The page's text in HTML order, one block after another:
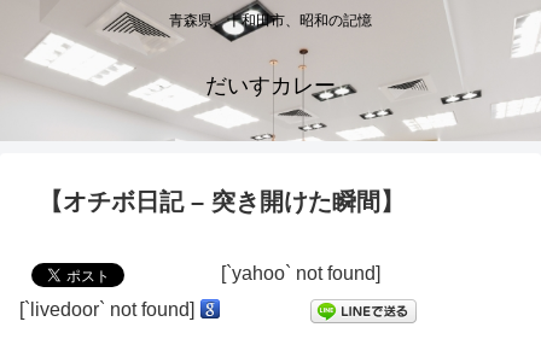
青森県、十和田市、昭和の記憶
だいすカレー
【オチボ日記 – 突き開けた瞬間】
[`yahoo` not found]
[`livedoor` not found]